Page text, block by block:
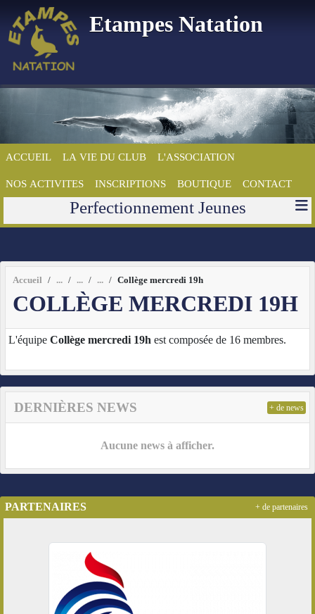
Etampes Natation
ACCUEIL LA VIE DU CLUB L'ASSOCIATION
NOS ACTIVITES INSCRIPTIONS BOUTIQUE CONTACT
Perfectionnement Jeunes
Accueil Collège mercredi 19h
COLLÈGE MERCREDI 19H
L'équipe Collège mercredi 19h est composée de 16 membres.
DERNIÈRES NEWS
Aucune news à afficher.
+ de news
PARTENAIRES + de partenaires
Panneau de gestion des cookies